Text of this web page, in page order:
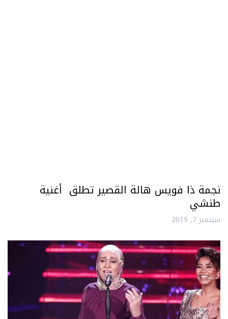
نجمة ذا فويس هالة القصير تطلق أغنية
طنشي
سبتمبر 7, 2019